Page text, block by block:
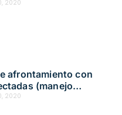
2020
afrontamiento con
(manejo
2020